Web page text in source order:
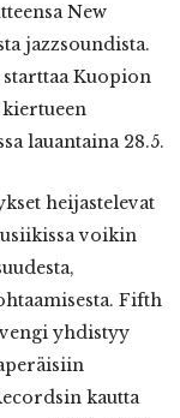
New
jazzsoundista.
Kuopion
kiertueen
lauantaina 28.5.
heijastelevat
voikin
Fifth
yhdistyy
kautta